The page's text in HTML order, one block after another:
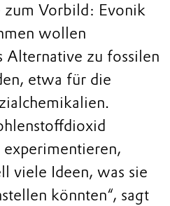
zum Vorbild: Evonik
wollen
Alternative zu fossilen
etwa für die
viele Ideen, was sie
könnten“, sagt